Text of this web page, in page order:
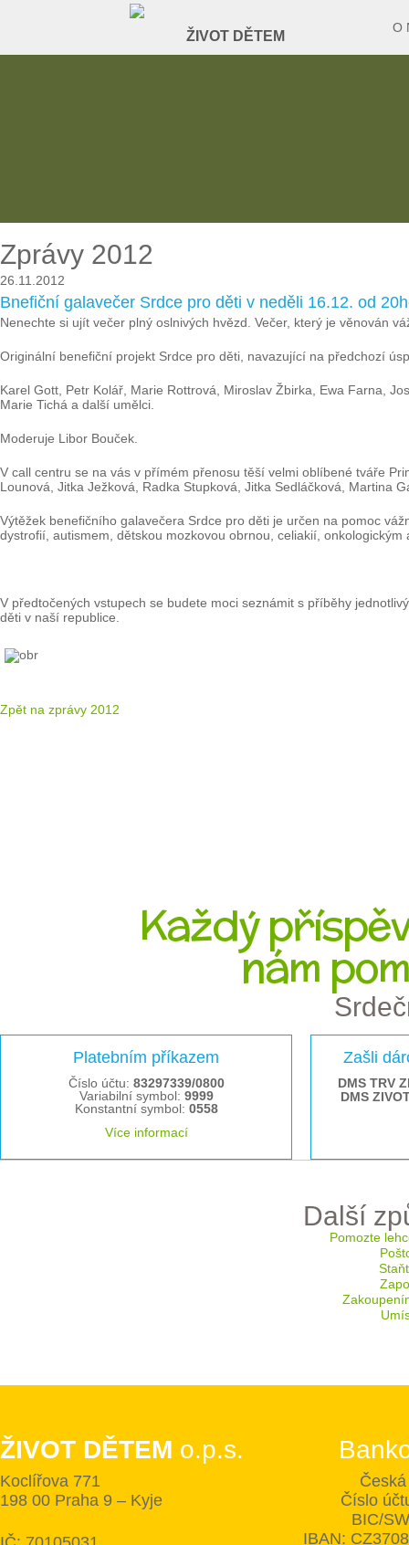
O
Zprávy 2012
26.11.2012
Bnefiční galavečer Srdce pro děti v neděli 16.12. od
Nenechte si ujít večer plný oslnivých hvězd. Večer, který je věnován
Originální benefiční projekt Srdce pro děti, navazující na předchozí
Karel Gott, Petr Kolář, Marie Rottrová, Miroslav Žbirka, Ewa Farna,
Marie Tichá a další umělci.
Moderuje Libor Bouček.
V call centru se na vás v přímém přenosu těší velmi oblíbené tváře
Lounová, Jitka Ježková, Radka Stupková, Jitka Sedláčková, Martina
Výtěžek benefičního galavečera Srdce pro děti je určen na pomoc
dystrofií, autismem, dětskou mozkovou obrnou, celiakií,
V předtočených vstupech se budete moci seznámit s příběhy
děti v naší republice.
Zpět na zprávy 2012
Každý
nám
Platebním příkazem
Číslo účtu: 83297339/0800
Variabilní symbol: 9999
Konstantní symbol: 0558
Více informací
Zašli
DMS TRV
DMS
Další
Pomozte
ŽIVOT DĚTEM o.p.s.
Koclířova 771
198 00 Praha 9 – Kyje
Číslo
BIC/
IBAN: